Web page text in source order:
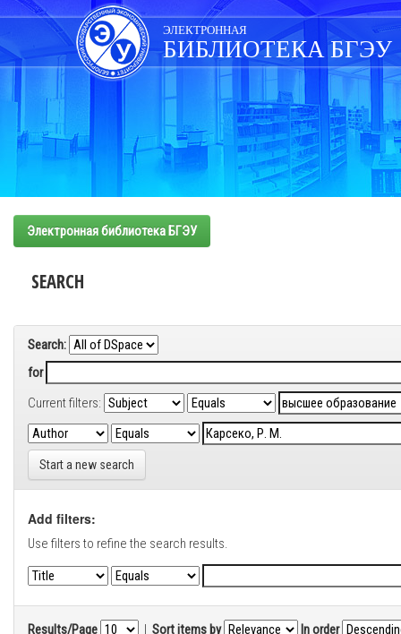
Skip
navigation
ЭЛЕКТРОННАЯ
БИБЛИОТЕКА БГЭУ
Электронная библиотека БГЭУ
SEARCH
Search:
for
Current filters:
Start a new search
Add filters:
Use filters to refine the search results.
Results/Page | Sort items by In order